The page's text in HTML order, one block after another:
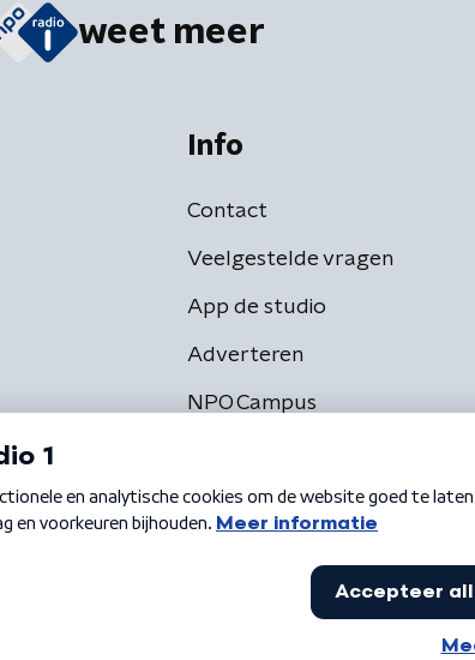
weet meer
Info
Contact
Veelgestelde vragen
App de studio
Adverteren
NPO Campus
Privacybeleid